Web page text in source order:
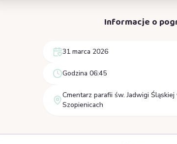
Informacje o
31 marca 2026
Godzina 06:45
Cmentarz parafii św. Jadwigi
Szopienicach